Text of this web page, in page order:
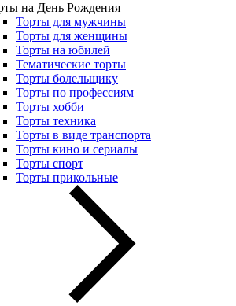
на День Рождения
Торты для мужчины
Торты для женщины
Торты на юбилей
Тематические торты
Торты болельщику
Торты по профессиям
Торты хобби
Торты техника
Торты в виде транспорта
Торты кино и сериалы
Торты спорт
Торты прикольные